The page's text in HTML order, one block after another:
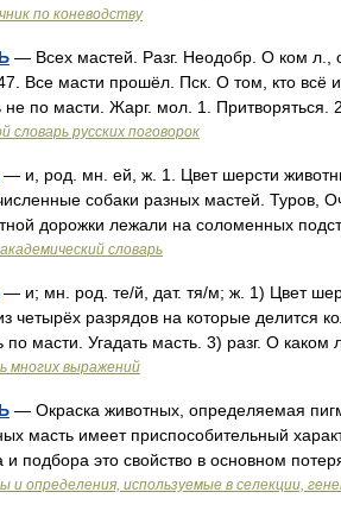
по коневодству
— Всех мастей. Разг. Неодобр. О ком
Все масти прошёл. Пск. О том, кто всё
не по масти. Жарг. мол. 1. Притворяться.
словарь русских поговорок
— и, род. мн. ей, ж. 1. Цвет шерсти
собаки разных мастей. Туров,
дорожки лежали на соломенных
словарь
— и; мн. род. те/й, дат. тя/м; ж. 1) Цвет
четырёх разрядов на которые делится
по масти. Угадать масть. 3) разг. О каком
многих выражений
— Окраска животных, определяемая
масть имеет приспособительный
и подбора это свойство в основном
и определения, используемые в селекции,